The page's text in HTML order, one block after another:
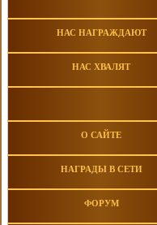
НАС НАГРАЖДАЮТ
НАС ХВАЛЯТ
О САЙТЕ
НАГРАДЫ В СЕТИ
ФОРУМ